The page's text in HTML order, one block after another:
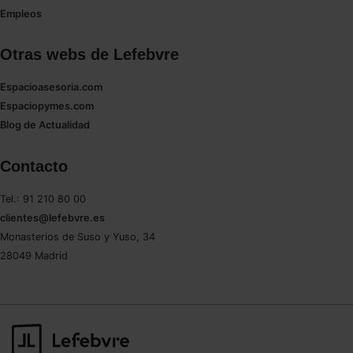
Empleos
Otras webs de Lefebvre
Espacioasesoria.com
Espaciopymes.com
Blog de Actualidad
Contacto
Tel.: 91 210 80 00
clientes@lefebvre.es
Monasterios de Suso y Yuso, 34
28049 Madrid